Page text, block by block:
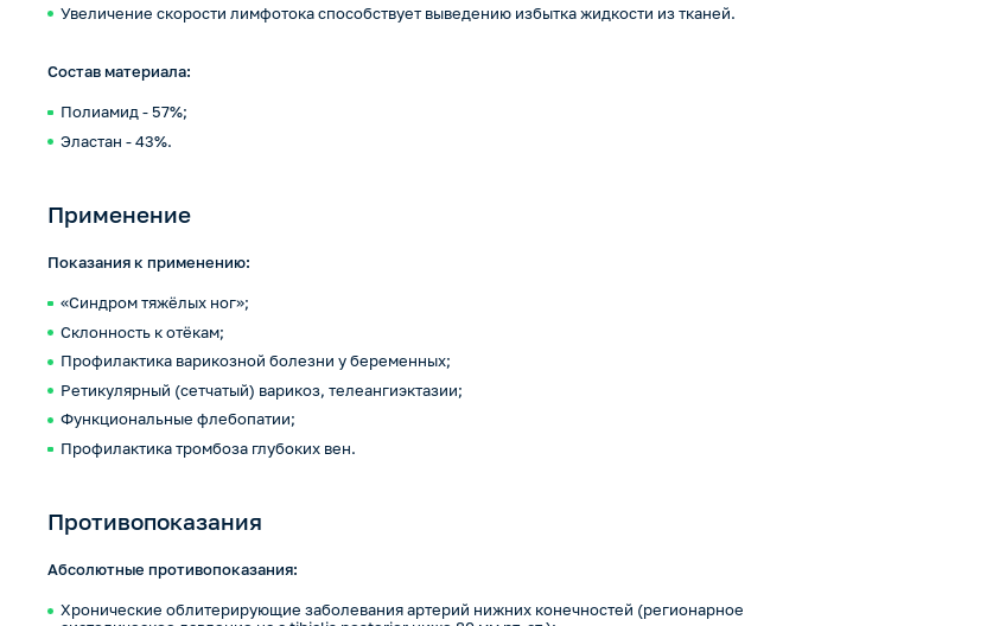
Увеличение скорости лимфотока способствует выведению избытка жидкости из тканей.
Состав материала:
Полиамид - 57%;
Эластан - 43%.
Применение
Показания к применению:
«Синдром тяжёлых ног»;
Склонность к отёкам;
Профилактика варикозной болезни у беременных;
Ретикулярный (сетчатый) варикоз, телеангиэктазии;
Функциональные флебопатии;
Профилактика тромбоза глубоких вен.
Противопоказания
Абсолютные противопоказания:
Хронические облитерирующие заболевания артерий нижних конечностей (регионарное